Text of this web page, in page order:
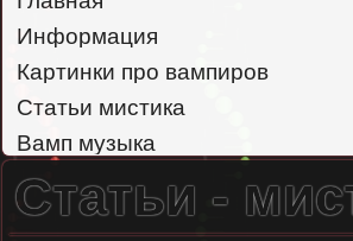
Информация
Картинки про вампиров
Статьи мистика
Вамп музыка
Статьи -